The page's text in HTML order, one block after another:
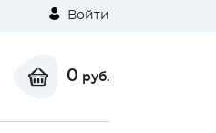
Войти
0 руб.